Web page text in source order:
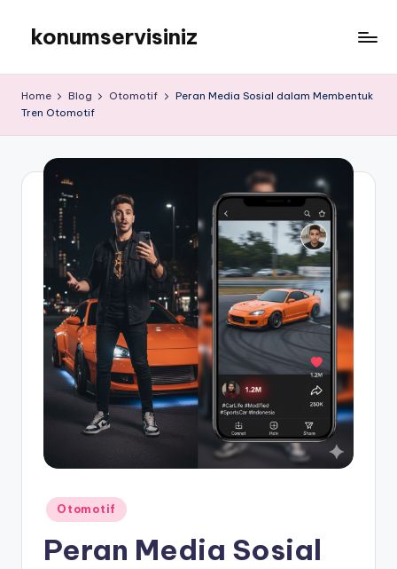
content
konumservisiniz
Home Blog Otomotif
Peran Media Sosial dalam Membentuk
Tren Otomotif
Posted
in
Otomotif
Peran Media Sosial